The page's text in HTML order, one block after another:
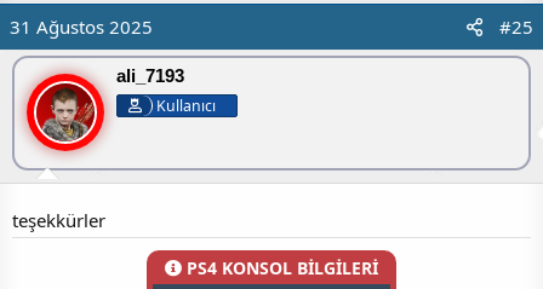
31 Ağustos 2025 #25
ali_7193
Kullanıcı
teşekkürler
PS4 KONSOL BİLGİLERİ